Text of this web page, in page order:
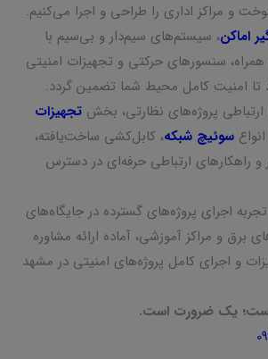
و مراکز اداری را طراحی و اجرا می‌کنیم.
اماکن، سیستم‌های سیم‌دار و بی‌سیم با
همراه، سنسورهای حرکتی و تجهیزات امنیتی
تا امنیت کامل محیط شما تضمین گردد.
پروژه‌های نظارتی، بخش تجهیزات
سوئیچ شبکه، کابل‌کشی ساخت‌یافته،
و راهکارهای ارتباطی حرفه‌ای در دسترس
اجرای پروژه‌های گسترده در جایگاه‌های
و مراکز آموزشی، آماده ارائه مشاوره
و اجرای کامل پروژه‌های امنیتی در مشهد
یک ضرورت است.